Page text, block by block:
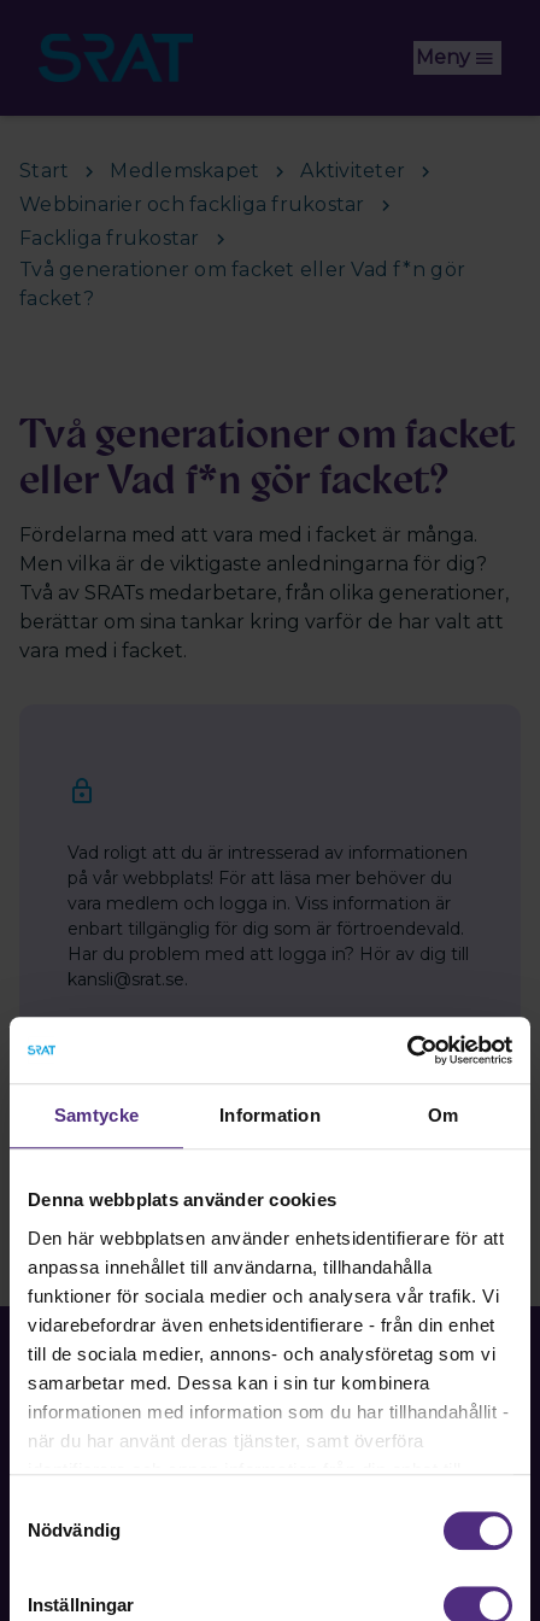
Samtycke Information Om
Denna webbplats använder cookies
Den här webbplatsen använder enhetsidentifierare för att
anpassa innehållet till användarna, tillhandahålla
funktioner för sociala medier och analysera vår trafik. Vi
vidarebefordrar även enhetsidentifierare - från din enhet
till de sociala medier, annons- och analysföretag som vi
samarbetar med. Dessa kan i sin tur kombinera
informationen med information som du har tillhandahållit -
när du har använt deras tjänster, samt överföra
Dock har vi lagt in anonymisering av IP-adress i
förhållande till Google Analytics. Du godkänner våra
cookies vid fortsatt användande av vår webbplats.
Nödvändig
Inställningar
Meny
Start Medlemskapet
Aktiviteter
Webbinarier och fackliga frukostar
Fackliga frukostar
Två generationer om facket eller Vad f*n gör
facket?
Två generationer om facket
eller Vad f*n gör facket?
Fördelarna med att vara med i facket är många.
Men vilka är de viktigaste anledningarna för dig?
Två av SRATs medarbetare, från olika generationer,
berättar om sina tankar kring varför de har valt att
vara med i facket.
Vad roligt att du är intresserad av informationen
på vår webbplats! För att läsa mer behöver du
vara medlem och logga in. Viss information är
enbart tillgänglig för dig som är förtroendevald.
Har du problem med att logga in? Hör av dig till
kansli@srat.se.
Fackförbundet för akademiker i samhällsbärande
Bli medlem